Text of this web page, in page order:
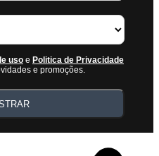
uso e Politica de Privacidade
e promoções.